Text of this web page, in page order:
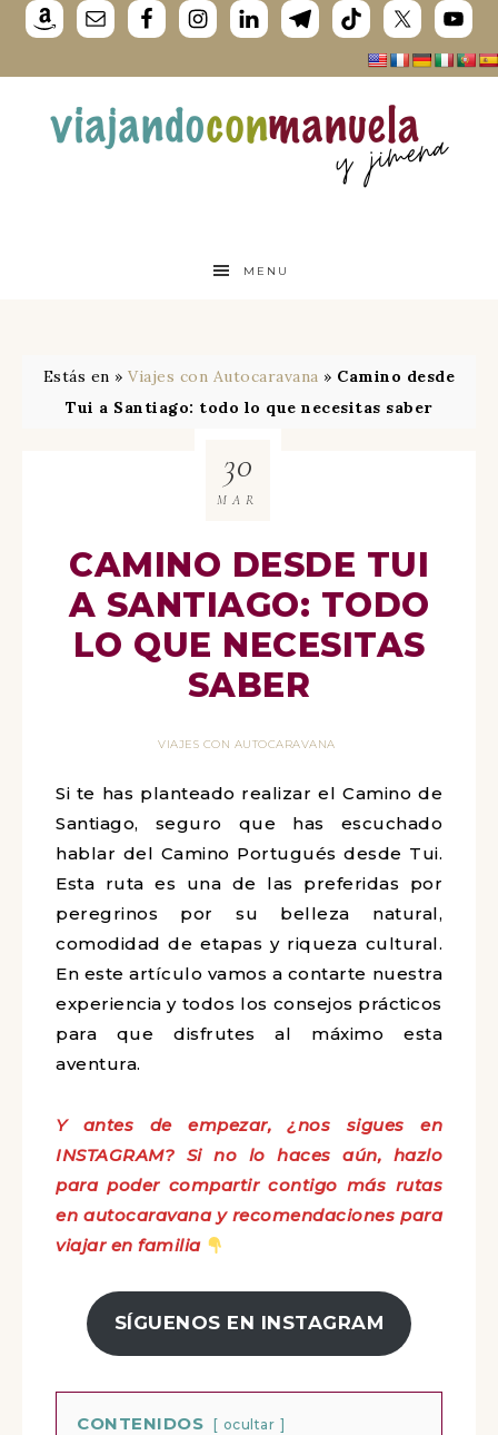
MENU
Estás en »Viajes con Autocaravana » Camino desde
Tui a Santiago: todo lo que necesitas saber
CAMINO DESDE TUI
A SANTIAGO: TODO
LO QUE NECESITAS
SABER
VIAJES CON AUTOCARAVANA
30
MAR
Si te has planteado realizar el Camino de
Santiago, seguro que has escuchado
hablar del Camino Portugués desde Tui.
Esta ruta es una de las preferidas por
peregrinos por su belleza natural,
comodidad de etapas y riqueza cultural.
En este artículo vamos a contarte nuestra
experiencia y todos los consejos prácticos
para que disfrutes al máximo esta
aventura.
Y antes de empezar, ¿nos sigues en
INSTAGRAM? Si no lo haces aún, hazlo
para poder compartir contigo más rutas
en autocaravana y recomendaciones para
viajar en familia
SÍGUENOS EN INSTAGRAM
CONTENIDOS ocultar